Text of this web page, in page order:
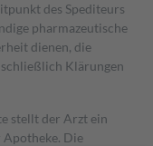
des Spediteurs
pharmazeutische
dienen, die
Klärungen
stellt der Arzt ein
Apotheke. Die